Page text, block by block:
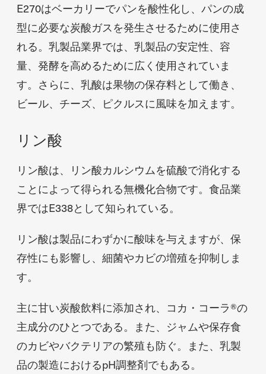
E270はベーカリーでパンを酸性化し、パンの成
型に必要な炭酸ガスを発生させるために使用さ
れる。乳製品業界では、乳製品の安定性、容
量、発酵を高めるために広く使用されていま
す。さらに、乳酸は果物の保存料として働き、
ビール、チーズ、ピクルスに風味を加えます。
リン酸
リン酸は、リン酸カルシウムを硫酸で消化する
ことによって得られる無機化合物です。食品業
界ではE338として知られている。
リン酸は製品にわずかに酸味を与えますが、保
存性にも影響し、細菌やカビの増殖を抑制しま
す。
主に甘い炭酸飲料に添加され、コカ・コーラ®の
主成分のひとつである。また、ジャムや保存食
のカビやバクテリアの繁殖も防ぐ。また、乳製
品の製造におけるpH調整剤でもある。